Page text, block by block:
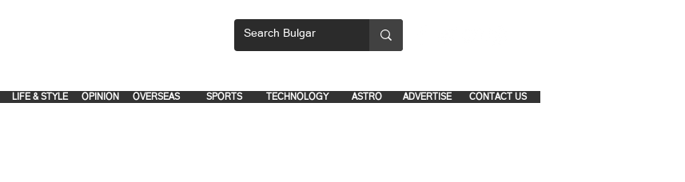
CONTACT US
ADVERTISE
ASTRO
TECHNOLOGY
SPORTS
OVERSEAS
OPINION
LIFE & STYLE . .